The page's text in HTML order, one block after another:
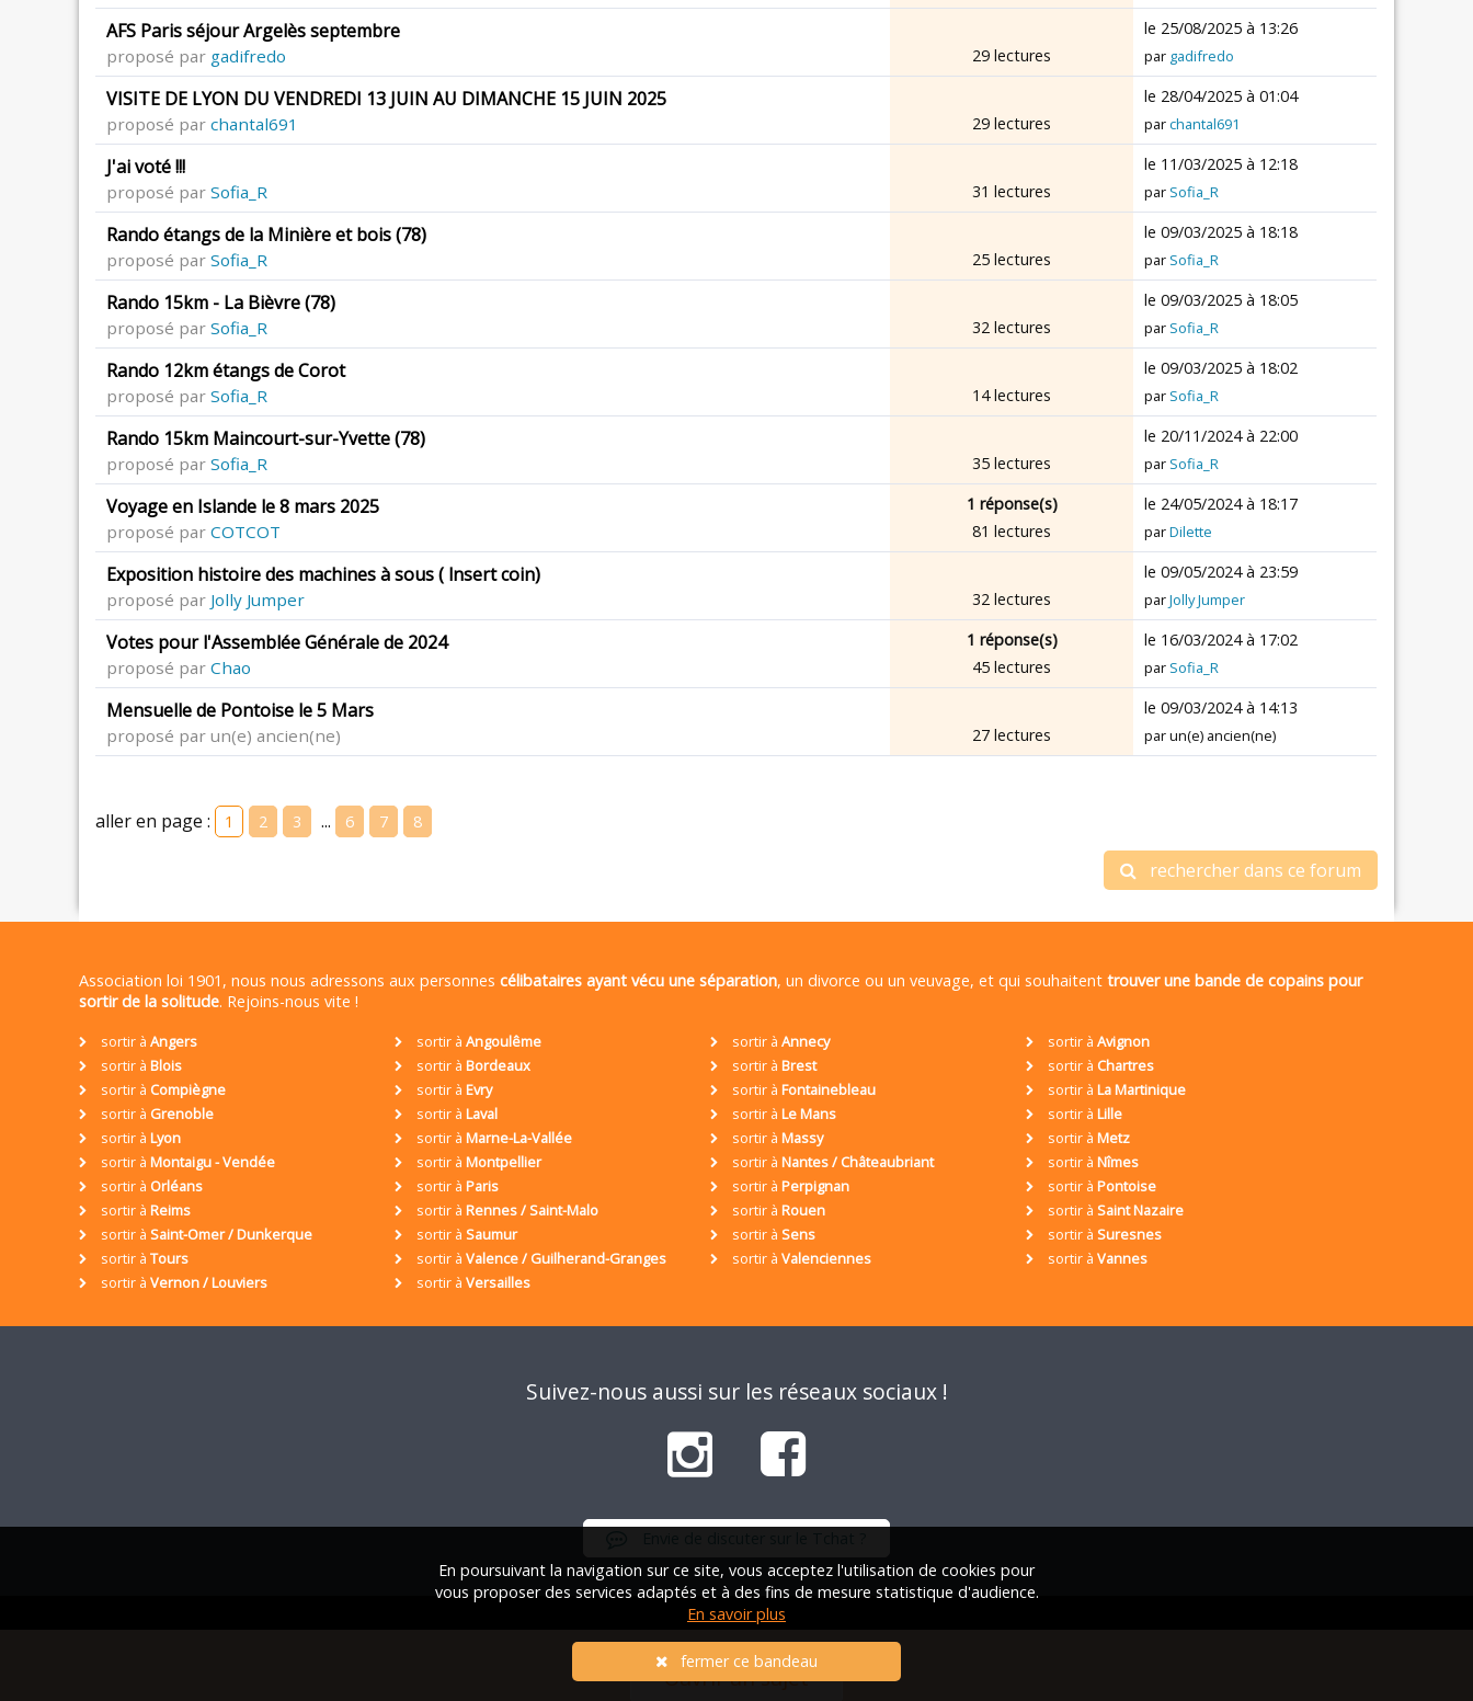
AFS Paris séjour Argelès septembre
proposé par gadifredo 29 lectures
le 25/08/2025 à 13:26
par gadifredo
VISITE DE LYON DU VENDREDI 13 JUIN AU DIMANCHE 15 JUIN 2025
proposé par chantal691 29 lectures
le 28/04/2025 à 01:04
parchantal691
J'ai voté !!!
proposé par Sofia_R 31 lectures
le 11/03/2025 à 12:18
par Sofia_R
Rando étangs de la Minière et bois (78)
proposé par Sofia_R 25 lectures
le 09/03/2025 à 18:18
par Sofia_R
Rando 15km - La Bièvre (78)
proposé par Sofia_R 32 lectures
le 09/03/2025 à 18:05
par Sofia_R
Rando 12km étangs de Corot
proposé par Sofia_R 14 lectures
le 09/03/2025 à 18:02
par Sofia_R
Rando 15km Maincourt-sur-Yvette (78)
proposé par Sofia_R 35 lectures
le 20/11/2024 à 22:00
par Sofia_R
Voyage en Islande le 8 mars 2025
proposé par COTCOT
1 réponse(s)
81 lectures
le 24/05/2024 à 18:17
parDilette
Exposition histoire des machines à sous ( lnsert coin)
proposé par Jolly Jumper 32 lectures
le 09/05/2024 à 23:59
parJolly Jumper
Votes pour l'Assemblée Générale de 2024
proposé par Chao
1 réponse(s)
45 lectures
le 16/03/2024 à 17:02
par Sofia_R
Mensuelle de Pontoise le 5 Mars
proposé par un(e) ancien(ne) 27 lectures
le 09/03/2024 à 14:13
par un(e) ancien(ne)
aller en page : 1 2 3 ... 6 7 8
rechercher dans ce forum
Association loi 1901, nous nous adressons aux personnes célibataires ayant vécu une séparation, un divorce ou un veuvage, et qui souhaitent trouver une bande de copains pour
sortir de la solitude. Rejoins-nous vite !
sortir à Angers sortir à Angoulême sortir à Annecy sortir à Avignon
sortir à Blois sortir à Bordeaux sortir à Brest sortir à Chartres
sortir à Compiègne sortir à Evry sortir à Fontainebleau sortir à La Martinique
sortir à Grenoble sortir à Laval sortir à Le Mans sortir à Lille
sortir à Lyon sortir à Marne-La-Vallée sortir à Massy sortir à Metz
sortir à Montaigu - Vendée sortir à Montpellier sortir à Nantes / Châteaubriant sortir à Nîmes
sortir à Orléans sortir à Paris sortir à Perpignan sortir à Pontoise
sortir à Reims sortir à Rennes / Saint-Malo sortir à Rouen sortir à Saint Nazaire
sortir à Saint-Omer / Dunkerque sortir à Saumur sortir à Sens sortir à Suresnes
sortir à Tours sortir à Valence / Guilherand-Granges sortir à Valenciennes sortir à Vannes
sortir à Vernon / Louviers sortir à Versailles
Suivez-nous aussi sur les réseaux sociaux !
© 2001 / 2026 • Association Française des Solos |Qui sommes-nous ?|FAQ|Mentions légales
En poursuivant la navigation sur ce site, vous acceptez l'utilisation de cookies pour
vous proposer des services adaptés et à des fins de mesure statistique d'audience.
En savoir plus
fermer ce bandeau
Ouvrir un sujet